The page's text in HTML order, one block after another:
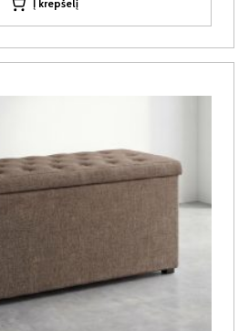
Į krepšelį